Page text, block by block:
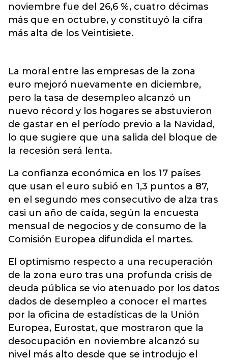
noviembre fue del 26,6 %, cuatro décimas
más que en octubre, y constituyó la cifra
más alta de los Veintisiete.
La moral entre las empresas de la zona
euro mejoró nuevamente en diciembre,
pero la tasa de desempleo alcanzó un
nuevo récord y los hogares se abstuvieron
de gastar en el período previo a la Navidad,
lo que sugiere que una salida del bloque de
la recesión será lenta.
La confianza económica en los 17 países
que usan el euro subió en 1,3 puntos a 87,
en el segundo mes consecutivo de alza tras
casi un año de caída, según la encuesta
mensual de negocios y de consumo de la
Comisión Europea difundida el martes.
El optimismo respecto a una recuperación
de la zona euro tras una profunda crisis de
deuda pública se vio atenuado por los datos
dados de desempleo a conocer el martes
por la oficina de estadísticas de la Unión
Europea, Eurostat, que mostraron que la
desocupación en noviembre alcanzó su
nivel más alto desde que se introdujo el